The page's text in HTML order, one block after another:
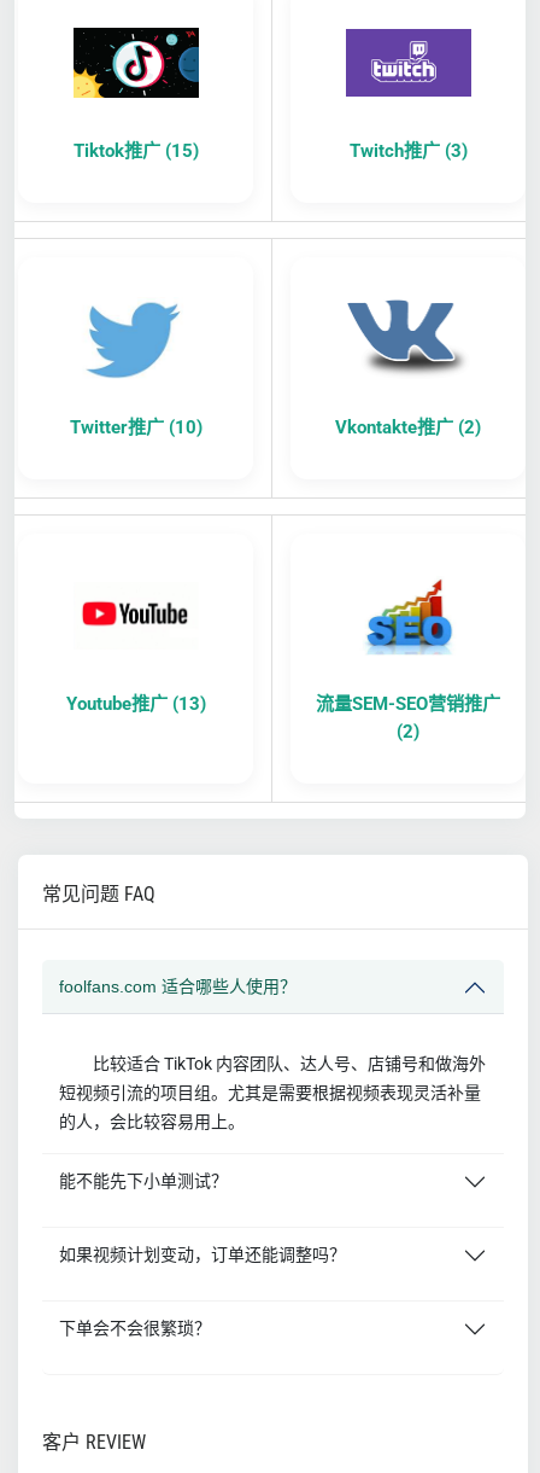
Tiktok推广 (15) Twitch推广 (3)
Twitter推广 (10) Vkontakte推广 (2)
Youtube推广 (13)
流量SEM-SEO营销推广
(2)
常见问题 FAQ
foolfans.com 适合哪些人使用？
比较适合 TikTok 内容团队、达人号、店铺号和做海外
短视频引流的项目组。尤其是需要根据视频表现灵活补量
的人，会比较容易用上。
能不能先下小单测试？
如果视频计划变动，订单还能调整吗？
下单会不会很繁琐？
客户 REVIEW